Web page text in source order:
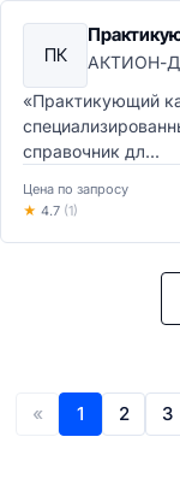
ПК
АКТИОН-
«Практикующий
справочник дл...
Цена по запросу
★ 4.7 (1)
« 1 2 3